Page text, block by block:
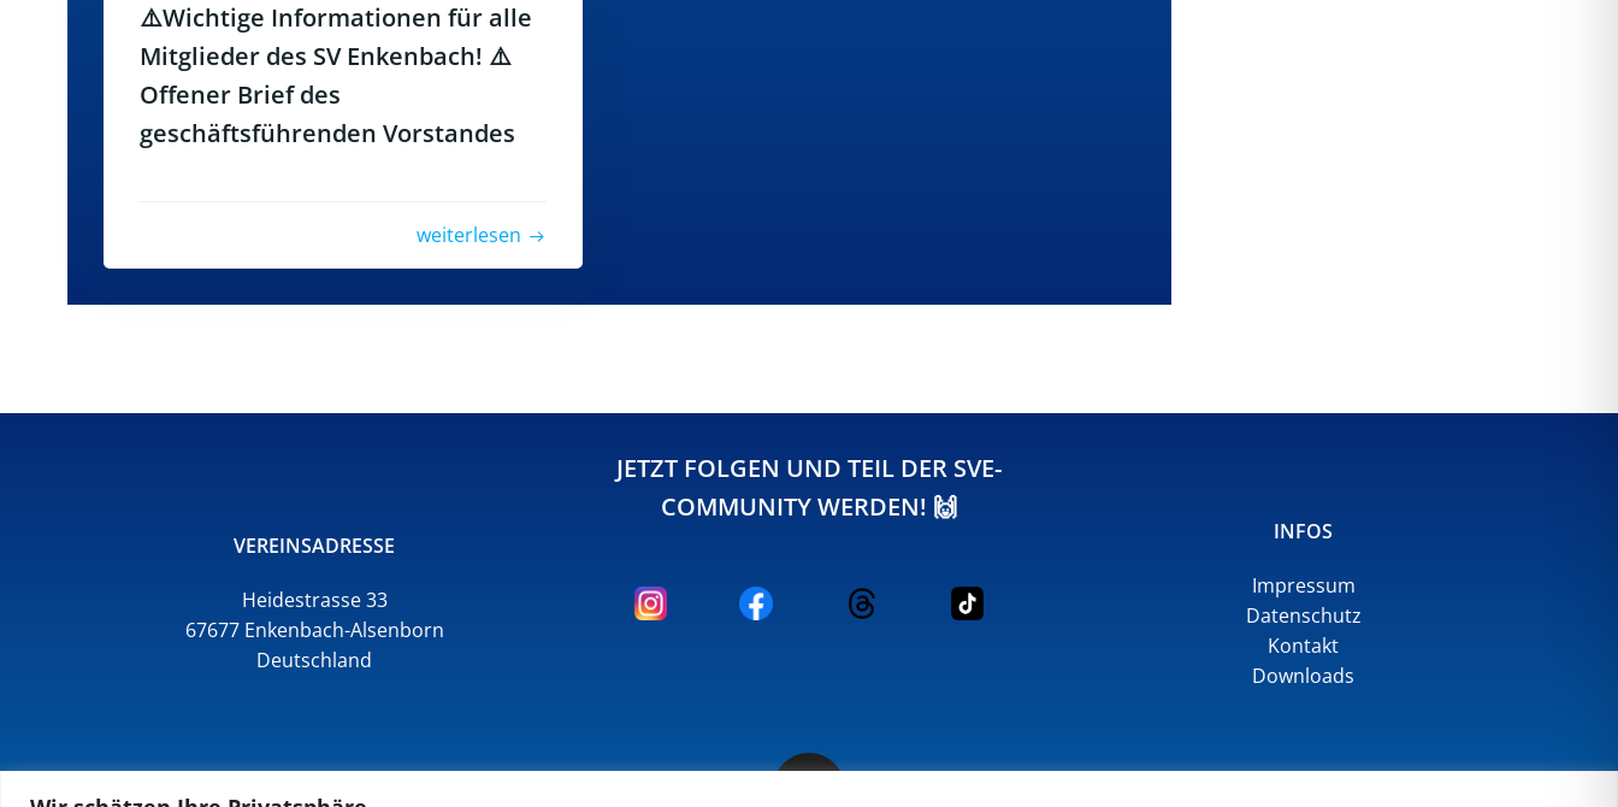
⚠️Wichtige Informationen für alle
Mitglieder des SV Enkenbach! ⚠️
Offener Brief des
geschäftsführenden Vorstandes
weiterlesen
VEREINSADRESSE
Heidestrasse 33
67677 Enkenbach-Alsenborn
Deutschland
JETZT FOLGEN UND TEIL DER SVE-
COMMUNITY WERDEN! 🙌
INFOS
Impressum
Datenschutz
Kontakt
Downloads